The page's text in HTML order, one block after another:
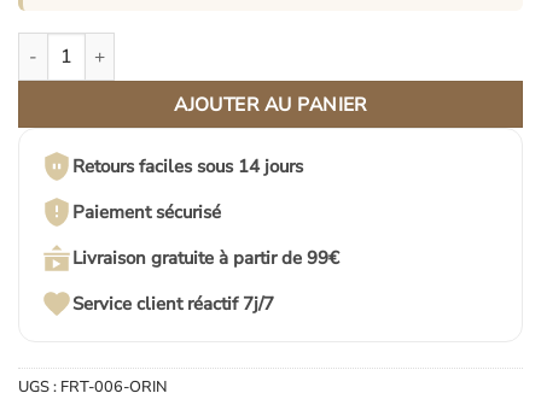
quantité de Fauteuil en Rotin Haut Dossier | ORIN
AJOUTER AU PANIER
Retours faciles sous 14 jours
Paiement sécurisé
Livraison gratuite à partir de 99€
Service client réactif 7j/7
UGS : FRT-006-ORIN